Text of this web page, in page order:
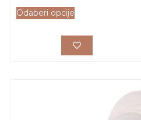
Odaberi opcije